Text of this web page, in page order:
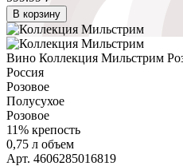
В корзину
Вино Коллекция Мильстрим
Россия
Розовое
Полусухое
Розовое
11% крепость
0,75 л объем
Арт. 4606285016819